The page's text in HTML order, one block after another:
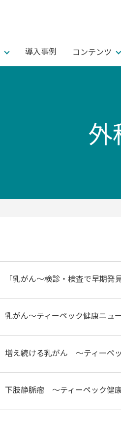
導入事例 コンテンツ
外
「乳がん～検診・検査で早期発
乳がん～ティーペック健康ニュ
増え続ける乳がん ～ティーペ
下肢静脈瘤 ～ティーペック健